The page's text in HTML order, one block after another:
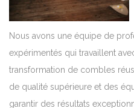
Nous avons une équipe de
expérimentés qui travaillent
transformation de combles
de qualité supérieure et des
garantir des résultats